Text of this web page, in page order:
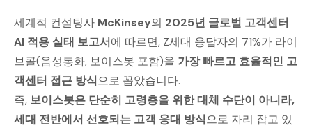
세계적 컨설팅사 McKinsey의 2025년 글로벌 고객센터
AI 적용 실태 보고서에 따르면, Z세대 응답자의 71%가 라이
브콜(음성통화, 보이스봇 포함)을 가장 빠르고 효율적인 고
객센터 접근 방식으로 꼽았습니다.
즉, 보이스봇은 단순히 고령층을 위한 대체 수단이 아니라,
세대 전반에서 선호되는 고객 응대 방식으로 자리 잡고 있